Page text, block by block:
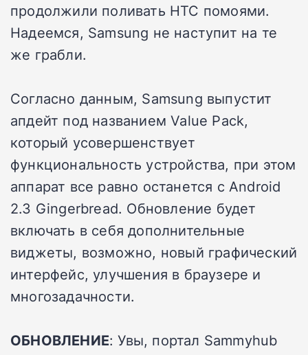
продолжили поливать HTC помоями.
Надеемся, Samsung не наступит на те
же грабли.
Согласно данным, Samsung выпустит
апдейт под названием Value Pack,
который усовершенствует
функциональность устройства, при этом
аппарат все равно останется с Android
2.3 Gingerbread. Обновление будет
включать в себя дополнительные
виджеты, возможно, новый графический
интерфейс, улучшения в браузере и
многозадачности.
ОБНОВЛЕНИЕ: Увы, портал Sammyhub